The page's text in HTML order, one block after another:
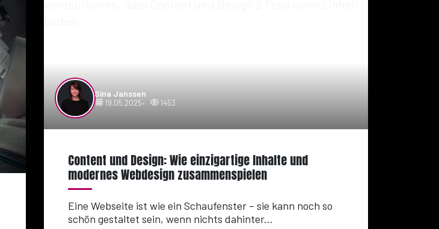
Sina Janssen
19.05.2025 1453
Content und Design: Wie einzigartige Inhalte und
modernes Webdesign zusammenspielen
Eine Webseite ist wie ein Schaufenster – sie kann noch so
schön gestaltet sein, wenn nichts dahinter...